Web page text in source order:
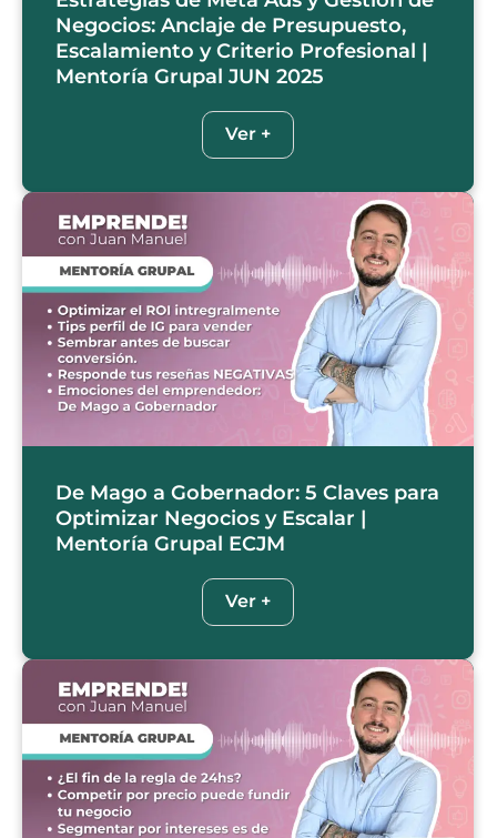
Negocios: Anclaje de Presupuesto,
Escalamiento y Criterio Profesional |
Mentoría Grupal JUN 2025
Ver +
De Mago a Gobernador: 5 Claves para
Optimizar Negocios y Escalar |
Mentoría Grupal ECJM
Ver +